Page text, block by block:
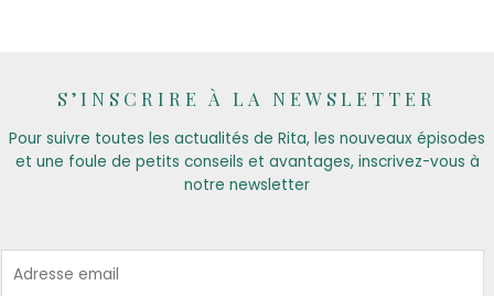
S’INSCRIRE À LA NEWSLETTER
Pour suivre toutes les actualités de Rita, les nouveaux épisodes
et une foule de petits conseils et avantages, inscrivez-vous à
notre newsletter
m